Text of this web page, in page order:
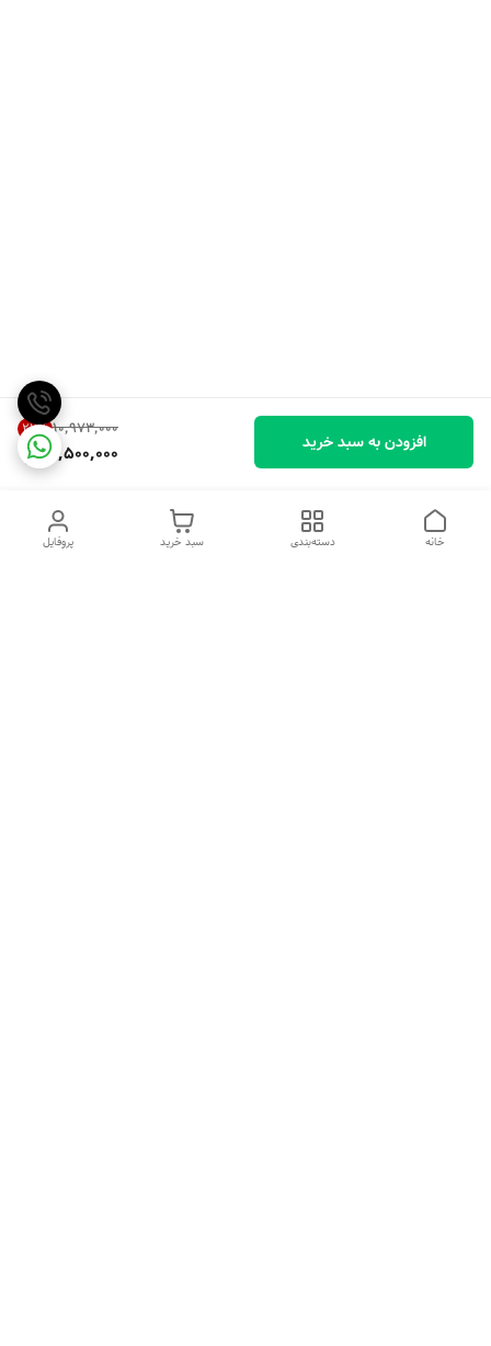
۱۰٬۹۷۳٬۰۰۰ 22%
8,500,000 افزودن به سبد خرید
پروفایل سبد خرید دسته‌بندی خانه